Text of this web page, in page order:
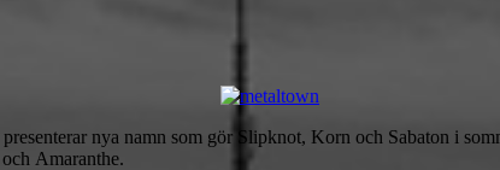
nya namn som gör Slipknot, Korn och Sabaton i
Amaranthe.